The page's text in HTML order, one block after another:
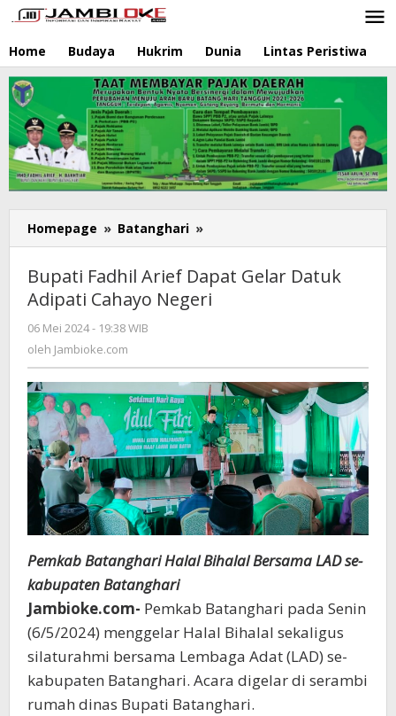
Lewati
ke
konten
Home Budaya Hukrim Dunia Lintas Peristiwa
Homepage » Batanghari »
Fadhil
Dapat
Gelar
Bupati Fadhil Arief Dapat Gelar Datuk
Adipati Cahayo Negeri
06 Mei 2024 - 19:38 WIB
oleh Jambioke.com
Pemkab Batanghari Halal Bihalal Bersama LAD se-
kabupaten Batanghari
Jambioke.com- Pemkab Batanghari pada Senin
(6/5/2024) menggelar Halal Bihalal sekaligus
silaturahmi bersama Lembaga Adat (LAD) se-
kabupaten Batanghari. Acara digelar di serambi
rumah dinas Bupati Batanghari.